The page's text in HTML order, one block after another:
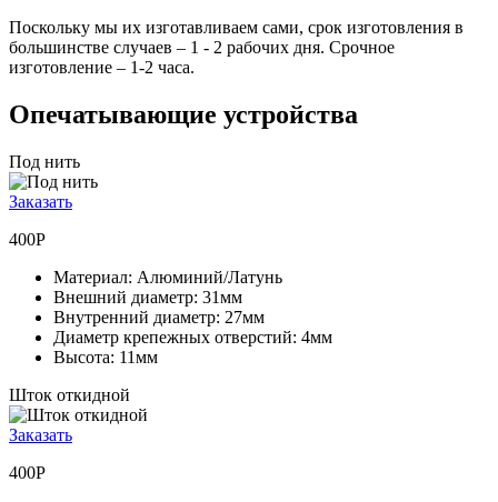
Поскольку мы их изготавливаем сами, срок изготовления в
большинстве случаев – 1 - 2 рабочих дня. Срочное
изготовление – 1-2 часа.
Опечатывающие устройства
Под нить
Заказать
400Р
Материал: Алюминий/Латунь
Внешний диаметр: 31мм
Внутренний диаметр: 27мм
Диаметр крепежных отверстий: 4мм
Высота: 11мм
Шток откидной
Заказать
400Р